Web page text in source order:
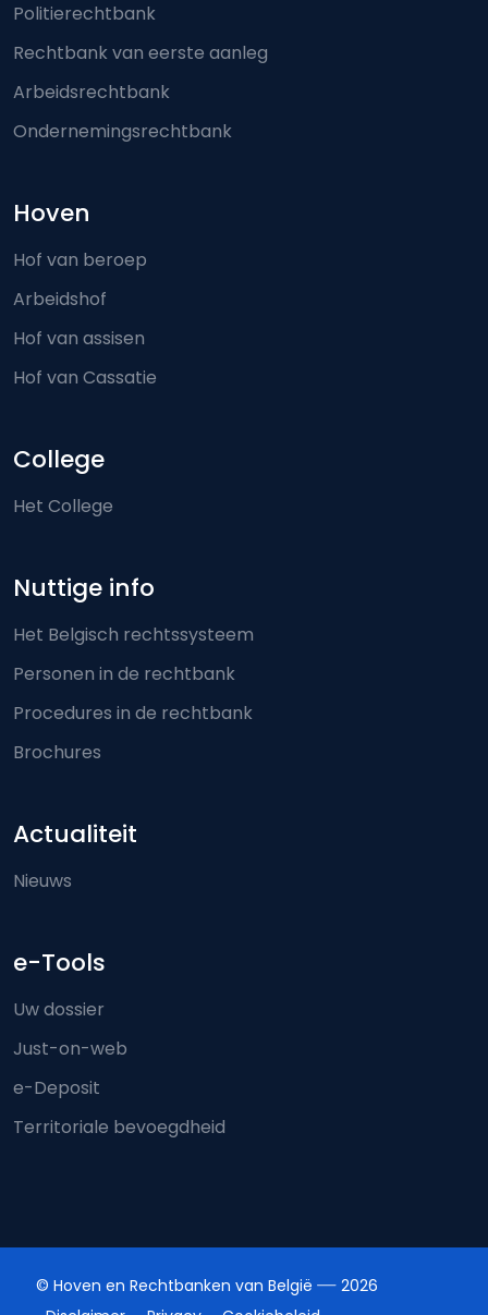
Politierechtbank
Rechtbank van eerste aanleg
Arbeidsrechtbank
Ondernemingsrechtbank
Hoven
Hof van beroep
Arbeidshof
Hof van assisen
Hof van Cassatie
College
Het College
Nuttige info
Het Belgisch rechtssysteem
Personen in de rechtbank
Procedures in de rechtbank
Brochures
Actualiteit
Nieuws
e-Tools
Uw dossier
Just-on-web
e-Deposit
Territoriale bevoegdheid
© Hoven en Rechtbanken van België
2026